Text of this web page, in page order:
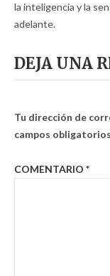
la inteligencia y la
adelante.
DEJA UNA
Tu dirección de
campos
COMENTARIO *